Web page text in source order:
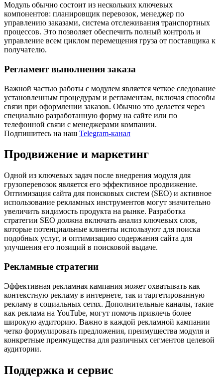
Модуль обычно состоит из нескольких ключевых
компонентов: планировщик перевозок, менеджер по
управлению заказами, система отслеживания транспортных
процессов. Это позволяет обеспечить полный контроль и
управление всем циклом перемещения груза от поставщика к
получателю.
Регламент выполнения заказа
Важной частью работы с модулем является четкое следование
установленным процедурам и регламентам, включая способы
связи при оформлении заказов. Обычно это делается через
специально разработанную форму на сайте или по
телефонной связи с менеджерами компании.
Подпишитесь на наш Telegram-канал
Продвижение и маркетинг
Одной из ключевых задач после внедрения модуля для
грузоперевозок является его эффективное продвижение.
Оптимизация сайта для поисковых систем (SEO) и активное
использование рекламных инструментов могут значительно
увеличить видимость продукта на рынке. Разработка
стратегии SEO должна включать анализ ключевых слов,
которые потенциальные клиенты используют для поиска
подобных услуг, и оптимизацию содержания сайта для
улучшения его позиций в поисковой выдаче.
Рекламные стратегии
Эффективная рекламная кампания может охватывать как
контекстную рекламу в интернете, так и таргетированную
рекламу в социальных сетях. Дополнительные каналы, такие
как реклама на YouTube, могут помочь привлечь более
широкую аудиторию. Важно в каждой рекламной кампании
четко формулировать предложения, преимущества модуля и
конкретные преимущества для различных сегментов целевой
аудитории.
Поддержка и сервис